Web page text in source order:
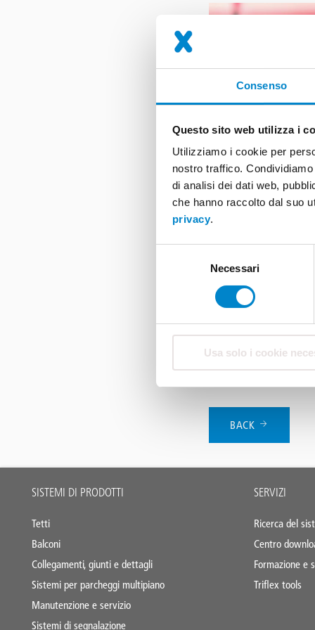
Consenso
Questo sito web utilizza i
Utilizziamo i cookie per
nostro traffico.
di analisi dei dati web,
che hanno raccolto dal suo
privacy.
Necessari
Usa solo i cookie
The German
distinguish
qualities apply
in the “Excellence
The single-
short-lived
time and money.
Triflex SmartTec is
BACK
Main
footer
SISTEMI DI PRODOTTI
Tetti
Balconi
Collegamenti, giunti e dettagli
Sistemi per parcheggi multipiano
Manutenzione e servizio
Sistemi di segnalazione
SERVIZI
Ricerca del
Centro
Formazione e
Triflex tools